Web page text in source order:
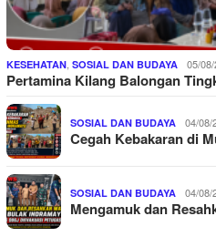
KESEHATAN SOSIAL DAN BUDAYA 05/
Pertamina Kilang Balongan
SOSIAL DAN BUDAYA 04/08/
Cegah Kebakaran di
SOSIAL DAN BUDAYA 04/08/
Mengamuk dan